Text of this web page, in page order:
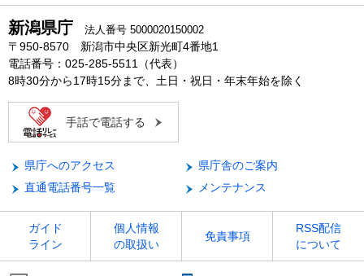
新潟県庁 法人番号 5000020150002
〒950-8570 新潟市中央区新光町4番地1
電話番号：025-285-5511（代表）
8時30分から17時15分まで、土日・祝日・年末年始を除く
手話で電話する
県庁へのアクセス
県庁舎のご案内
直通電話番号一覧
メンテナンス
ガイド
ライン
個人情報
の取扱い
免責事項
RSS配信
について